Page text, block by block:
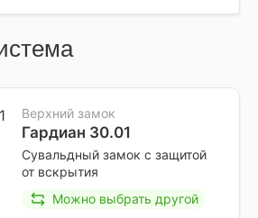
Верхний замок
Гардиан 30.01
Сувальдный замок с защитой
от вскрытия
Можно выбрать другой